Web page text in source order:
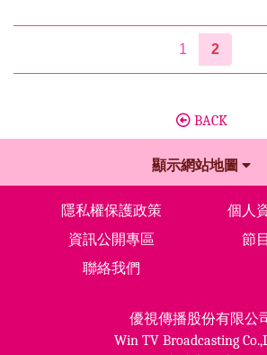
1 2
BACK
顯示網站地圖
隱私權保護政策
個人
資訊公開專區
節
聯絡我們
優視傳播股份有限公
Win TV Broadcasting